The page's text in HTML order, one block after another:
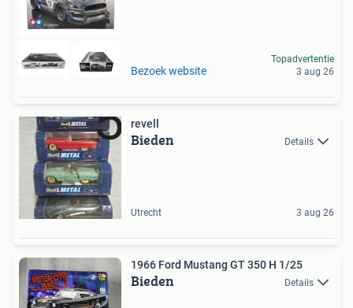
Bezoek website
Topadvertentie
3 aug 26
revell
Bieden Details
Utrecht 3 aug 26
1966 Ford Mustang GT 350 H 1/25
Bieden Details